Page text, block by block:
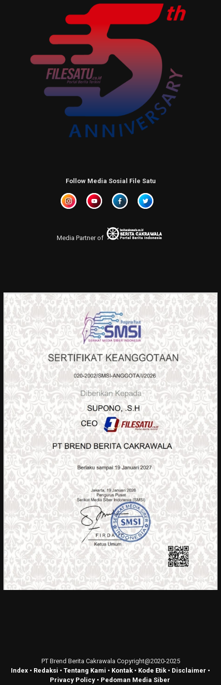
Follow Media Sosial File Satu
Media Partner of
PT Brend Berita Cakrawala Copyright@2020-2025
Index • Redaksi • Tentang Kami • Kontak • Kode Etik • Disclaimer •
Privacy Policy• Pedoman Media Siber